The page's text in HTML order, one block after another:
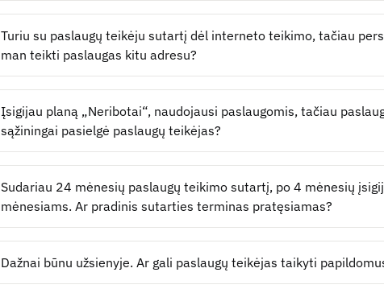
Turiu su paslaugų teikėju sutartį dėl interneto teikimo, tačiau
man teikti paslaugas kitu adresu?
Įsigijau planą „Neribotai“, naudojausi paslaugomis, tačiau
sąžiningai pasielgė paslaugų teikėjas?
Sudariau 24 mėnesių paslaugų teikimo sutartį, po 4 mėnesių
mėnesiams. Ar pradinis sutarties terminas pratęsiamas?
Dažnai būnu užsienyje. Ar gali paslaugų teikėjas taikyti